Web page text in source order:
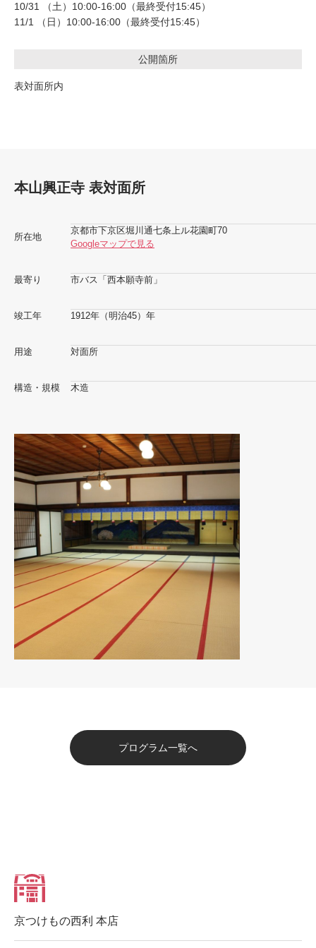
10/31 （土）10:00-16:00（最終受付15:45）
11/1 （日）10:00-16:00（最終受付15:45）
公開箇所
表対面所内
本山興正寺 表対面所
所在地
京都市下京区堀川通七条上ル花園町70
Googleマップで見る
最寄り 市バス「西本願寺前」
竣工年 1912年（明治45）年
用途 対面所
構造・規模 木造
プログラム一覧へ
京つけもの西利 本店